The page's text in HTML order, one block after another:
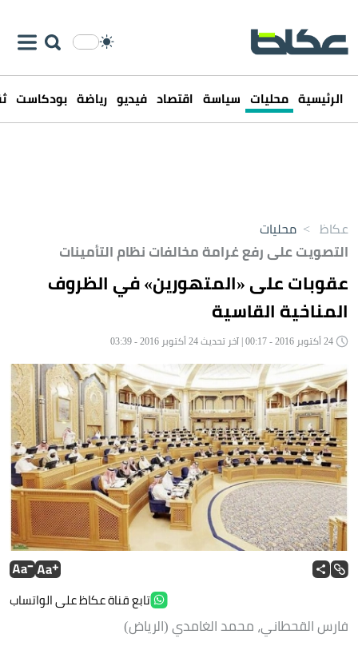
الرئيسية محليات سياسة اقتصاد فيديو رياضة بودكاست
عكاظ > محليات
التصويت على رفع غرامة مخالفات نظام التأمينات
عقوبات على «المتهورين» في الظروف
المناخية القاسية
تابع قناة عكاظ على الواتساب
فارس القحطاني، محمد الغامدي (الرياض)